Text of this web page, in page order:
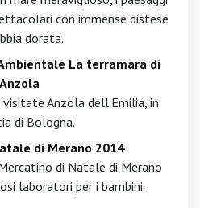
con immense distese
dorata.
La terramara di
Anzola
Anzola dell'Emilia, in
di Bologna.
di Merano 2014
di Natale di Merano
laboratori per i bambini.